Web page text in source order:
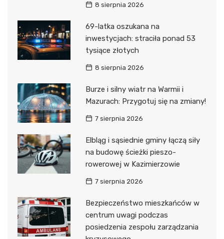
8 sierpnia 2026
69-latka oszukana na
inwestycjach: straciła ponad 53
tysiące złotych
8 sierpnia 2026
Burze i silny wiatr na Warmii i
Mazurach: Przygotuj się na zmiany!
7 sierpnia 2026
Elbląg i sąsiednie gminy łączą siły
na budowę ścieżki pieszo-
rowerowej w Kazimierzowie
7 sierpnia 2026
Bezpieczeństwo mieszkańców w
centrum uwagi podczas
posiedzenia zespołu zarządzania